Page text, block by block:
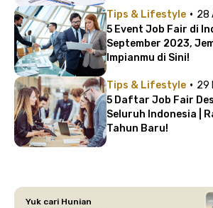
Tips & Lifestyle · 28
5 Event Job Fair di
September 2023,
Impianmu di Sini!
Tips & Lifestyle · 29
5 Daftar Job Fair
Seluruh Indonesia |
Tahun Baru!
Yuk cari Hunian